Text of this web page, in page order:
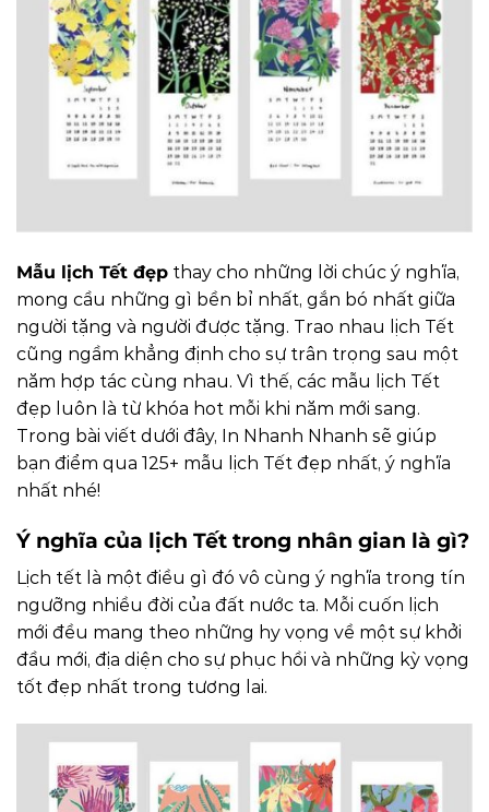
Mẫu lịch Tết đẹp thay cho những lời chúc ý nghĩa,
mong cầu những gì bền bỉ nhất, gắn bó nhất giữa
người tặng và người được tặng. Trao nhau lịch Tết
cũng ngầm khẳng định cho sự trân trọng sau một
năm hợp tác cùng nhau. Vì thế, các mẫu lịch Tết
đẹp luôn là từ khóa hot mỗi khi năm mới sang.
Trong bài viết dưới đây, In Nhanh Nhanh sẽ giúp
bạn điểm qua 125+ mẫu lịch Tết đẹp nhất, ý nghĩa
nhất nhé!
Ý nghĩa của lịch Tết trong nhân gian là gì?
Lịch tết là một điều gì đó vô cùng ý nghĩa trong tín
ngưỡng nhiều đời của đất nước ta. Mỗi cuốn lịch
mới đều mang theo những hy vọng về một sự khởi
đầu mới, địa diện cho sự phục hồi và những kỳ vọng
tốt đẹp nhất trong tương lai.